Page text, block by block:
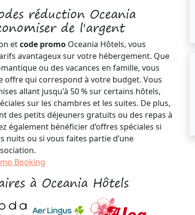
réduction Oceania
de l'argent
etcode promo Oceania Hôtels, vous
avantageux sur votre hébergement. Que
ou des vacances en famille, vous
offre qui correspond à votre budget. Vous
allant jusqu'à 50 % sur certains hôtels,
sur les chambres et les suites. De plus,
des petits déjeuners gratuits ou des repas à
également bénéficier d’offres spéciales si
nuits ou si vous faites partie d’une
Booking
à Oceania Hôtels